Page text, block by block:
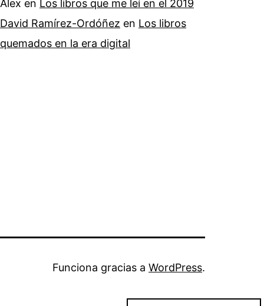
Alex en Los libros que me leí en el 2019
David Ramírez-Ordóñez en Los libros
quemados en la era digital
Funciona gracias a WordPress.